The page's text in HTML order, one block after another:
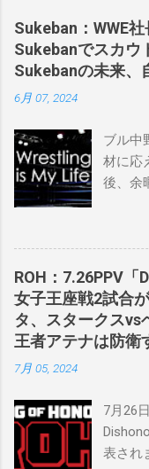
Sukeban：WWE
Sukebanでスカウ
Sukebanの未来、
6月 07, 2024
ブル中
材に応
後、余
まし
の可能
カーン
2023年
れまし
文化の
とがで
好きで
割を果
をとて
ROH：7.26PPV
女子王座戦2試合
タ、スタークスvs
王者アテナは防衛
7月 05, 2024
7月26
表され